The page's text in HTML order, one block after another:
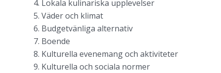
Lokala kulinariska upplevelser
Väder och klimat
Budgetvänliga alternativ
Boende
Kulturella evenemang och aktiviteter
Kulturella och sociala normer